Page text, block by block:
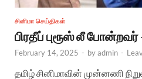
சினிமா செய்திகள்
பிரதீப் புரூஸ் லீ போன்றவர்
February 14, 2025 - byadmin -
தமிழ் சினிமாவின் முன்னணி